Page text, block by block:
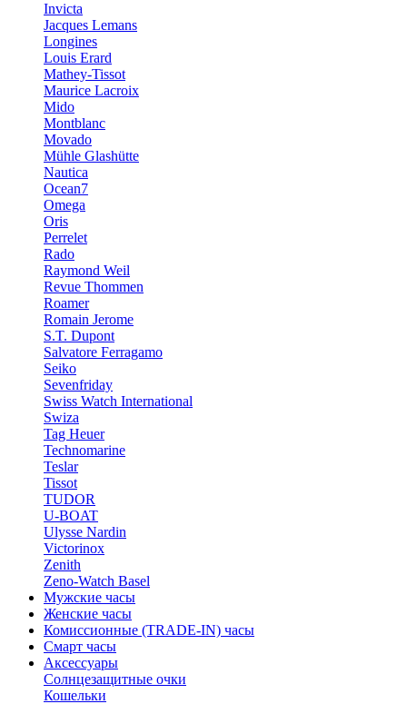
Invicta
Jacques Lemans
Longines
Louis Erard
Mathey-Tissot
Maurice Lacroix
Mido
Montblanc
Movado
Mühle Glashütte
Nautica
Ocean7
Omega
Oris
Perrelet
Rado
Raymond Weil
Revue Thommen
Roamer
Romain Jerome
S.T. Dupont
Salvatore Ferragamo
Seiko
Sevenfriday
Swiss Watch International
Swiza
Tag Heuer
Technomarine
Teslar
Tissot
TUDOR
U-BOAT
Ulysse Nardin
Victorinox
Zenith
Zeno-Watch Basel
Мужские часы
Женские часы
Комиссионные (TRADE-IN) часы
Смарт часы
Аксессуары
Солнцезащитные очки
Кошельки